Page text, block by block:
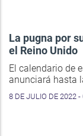
La pugna por
el Reino Unido
El calendario de
anunciará hasta
8 DE JULIO DE 2022 -